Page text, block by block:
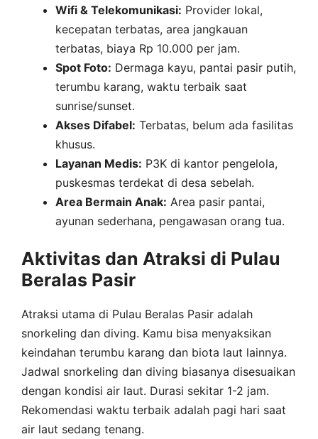
Wifi & Telekomunikasi: Provider lokal,
kecepatan terbatas, area jangkauan
terbatas, biaya Rp 10.000 per jam.
Spot Foto: Dermaga kayu, pantai pasir putih,
terumbu karang, waktu terbaik saat
sunrise/sunset.
Akses Difabel: Terbatas, belum ada fasilitas
khusus.
Layanan Medis: P3K di kantor pengelola,
puskesmas terdekat di desa sebelah.
Area Bermain Anak: Area pasir pantai,
ayunan sederhana, pengawasan orang tua.
Aktivitas dan Atraksi di Pulau
Beralas Pasir
Atraksi utama di Pulau Beralas Pasir adalah
snorkeling dan diving. Kamu bisa menyaksikan
keindahan terumbu karang dan biota laut lainnya.
Jadwal snorkeling dan diving biasanya disesuaikan
dengan kondisi air laut. Durasi sekitar 1-2 jam.
Rekomendasi waktu terbaik adalah pagi hari saat
air laut sedang tenang.